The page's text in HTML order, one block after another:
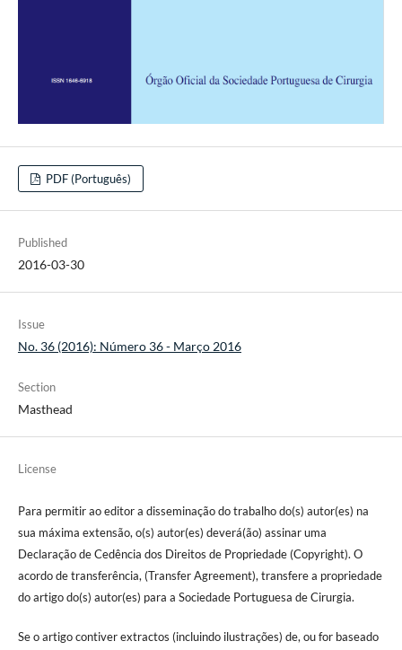
PDF (Português)
Published
2016-03-30
Issue
No. 36 (2016): Número 36 - Março 2016
Section
Masthead
License
Para permitir ao editor a disseminação do trabalho do(s) autor(es) na
sua máxima extensão, o(s) autor(es) deverá(ão) assinar uma
Declaração de Cedência dos Direitos de Propriedade (Copyright). O
acordo de transferência, (Transfer Agreement), transfere a propriedade
do artigo do(s) autor(es) para a Sociedade Portuguesa de Cirurgia.
Se o artigo contiver extractos (incluindo ilustrações) de, ou for baseado